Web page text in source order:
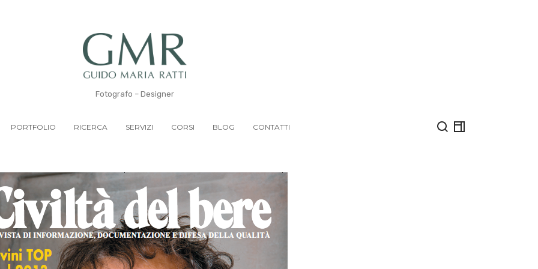
Fotografo – Designer
PORTFOLIO RICERCA SERVIZI CORSI BLOG CONTATTI